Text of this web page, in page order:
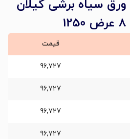
ورق سیاه برشی گیلان
قیمت
96,727
96,727
96,727
96,727